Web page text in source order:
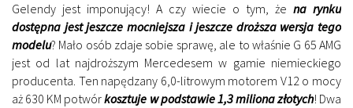
Gelendy jest imponujący! A czy wiecie o tym, że na rynku
dostępna jest jeszcze mocniejsza i jeszcze droższa wersja tego
modelu? Mało osób zdaje sobie sprawę, ale to właśnie G 65 AMG
jest od lat najdroższym Mercedesem w gamie niemieckiego
producenta. Ten napędzany 6,0-litrowym motorem V12 o mocy
aż 630 KM potwórkosztuje w podstawie 1,3 miliona złotych! Dwa